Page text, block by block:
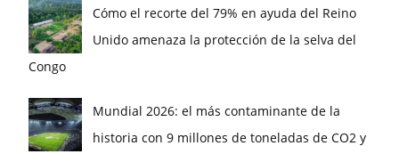
Cómo el recorte del 79% en ayuda del Reino
Unido amenaza la protección de la selva del
Congo
Mundial 2026: el más contaminante de la
historia con 9 millones de toneladas de CO2 y